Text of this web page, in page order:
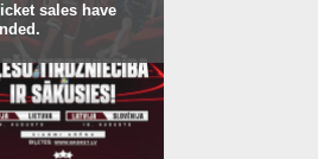
sales have